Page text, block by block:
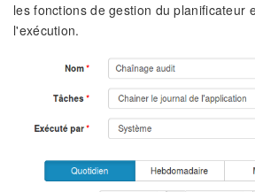
les fonctions de gestion du planificateur
l'exécution.